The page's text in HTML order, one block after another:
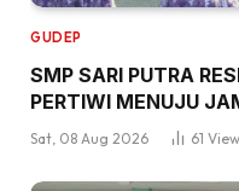
GUDEP
SMP SARI PUTRA
PERTIWI MENUJU
Sat, 08 Aug 2026 61